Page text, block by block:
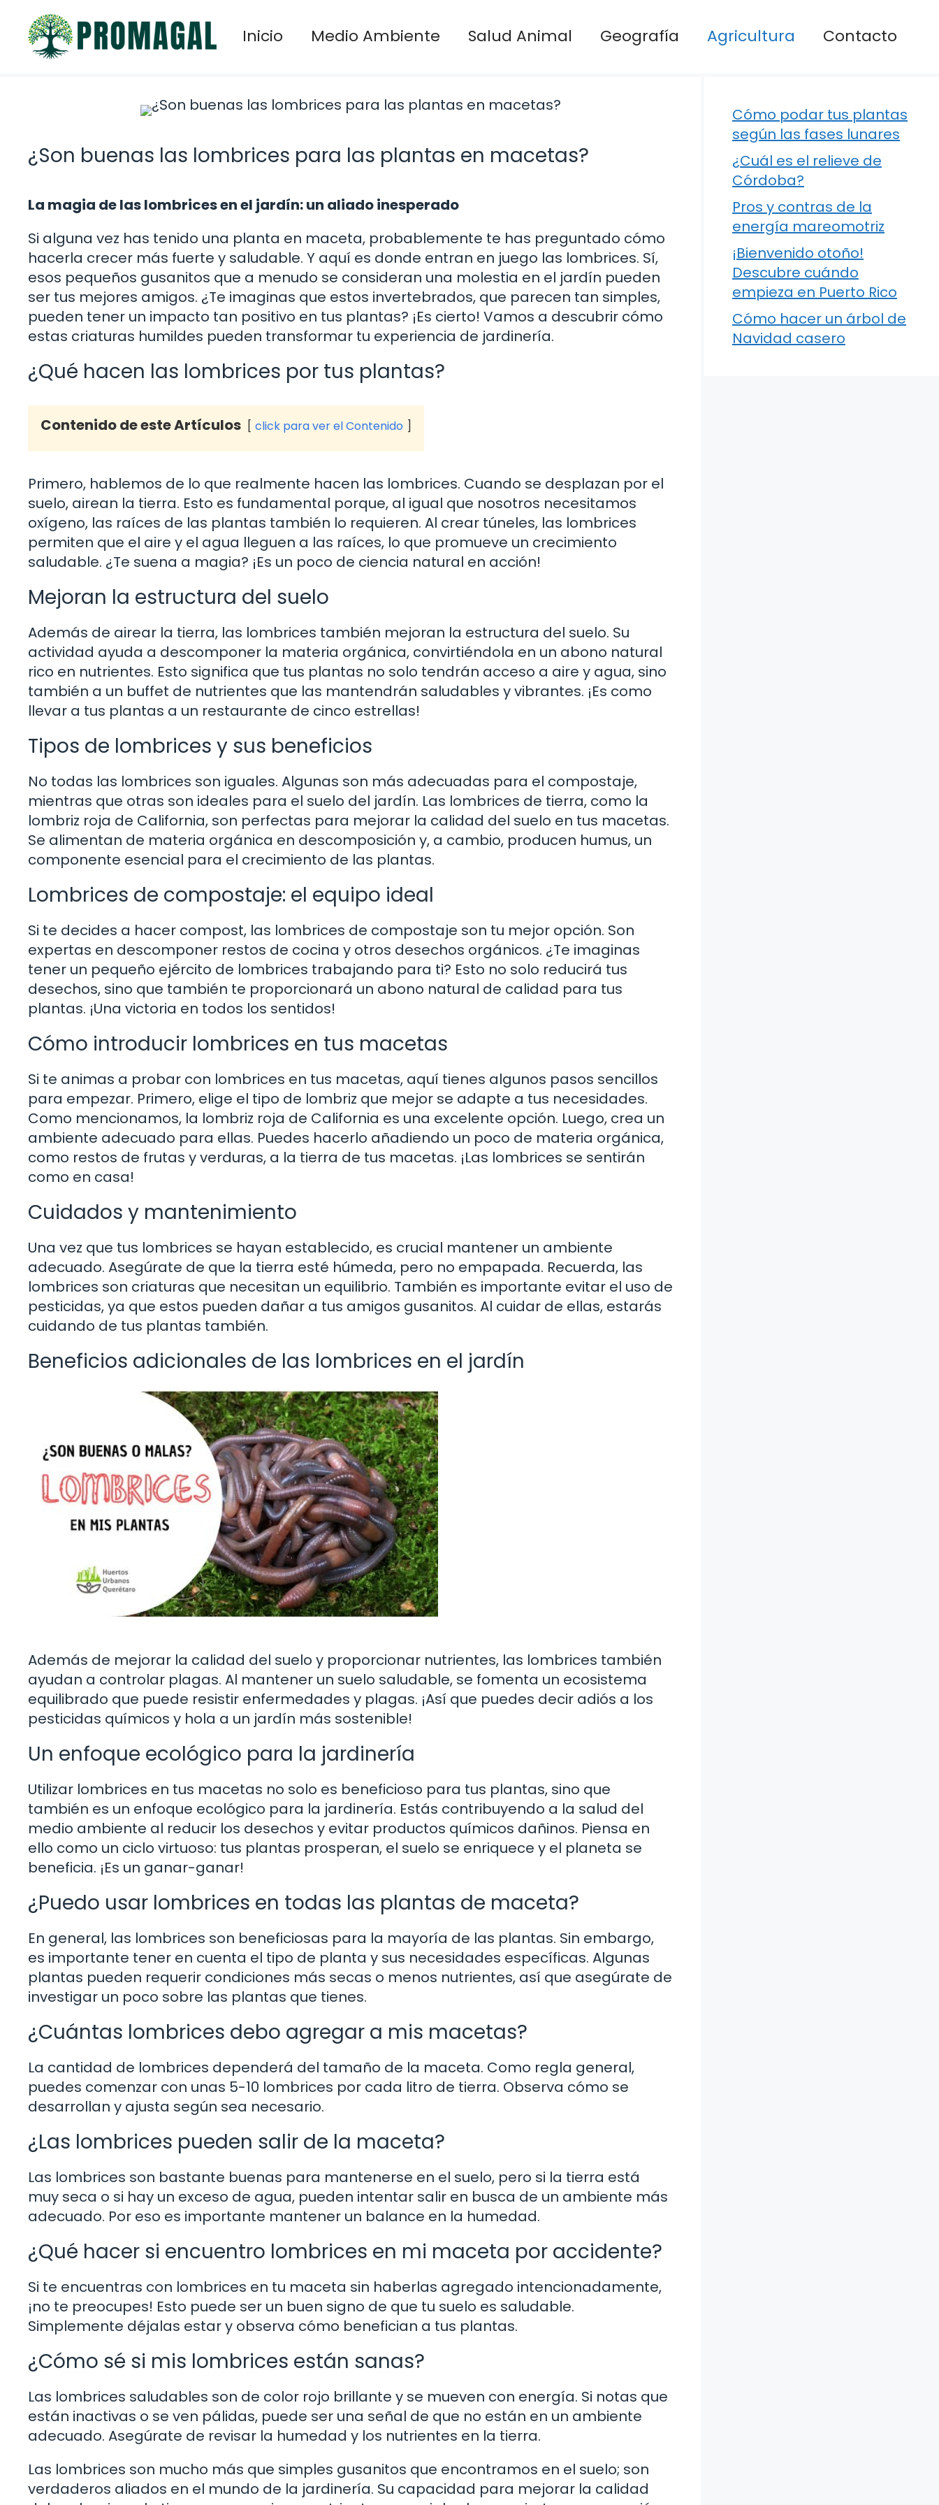
contenido
Inicio Medio Ambiente Salud Animal Geografía Agricultura Contacto
¿Son buenas las lombrices para las plantas en macetas?
La magia de las lombrices en el jardín: un aliado inesperado
Si alguna vez has tenido una planta en maceta, probablemente te has preguntado cómo
hacerla crecer más fuerte y saludable. Y aquí es donde entran en juego las lombrices. Sí,
esos pequeños gusanitos que a menudo se consideran una molestia en el jardín pueden
ser tus mejores amigos. ¿Te imaginas que estos invertebrados, que parecen tan simples,
pueden tener un impacto tan positivo en tus plantas? ¡Es cierto! Vamos a descubrir cómo
estas criaturas humildes pueden transformar tu experiencia de jardinería.
¿Qué hacen las lombrices por tus plantas?
Contenido de este Artículos click para ver el Contenido
Primero, hablemos de lo que realmente hacen las lombrices. Cuando se desplazan por el
suelo, airean la tierra. Esto es fundamental porque, al igual que nosotros necesitamos
oxígeno, las raíces de las plantas también lo requieren. Al crear túneles, las lombrices
permiten que el aire y el agua lleguen a las raíces, lo que promueve un crecimiento
saludable. ¿Te suena a magia? ¡Es un poco de ciencia natural en acción!
Mejoran la estructura del suelo
Además de airear la tierra, las lombrices también mejoran la estructura del suelo. Su
actividad ayuda a descomponer la materia orgánica, convirtiéndola en un abono natural
rico en nutrientes. Esto significa que tus plantas no solo tendrán acceso a aire y agua, sino
también a un buffet de nutrientes que las mantendrán saludables y vibrantes. ¡Es como
llevar a tus plantas a un restaurante de cinco estrellas!
Tipos de lombrices y sus beneficios
No todas las lombrices son iguales. Algunas son más adecuadas para el compostaje,
mientras que otras son ideales para el suelo del jardín. Las lombrices de tierra, como la
lombriz roja de California, son perfectas para mejorar la calidad del suelo en tus macetas.
Se alimentan de materia orgánica en descomposición y, a cambio, producen humus, un
componente esencial para el crecimiento de las plantas.
Lombrices de compostaje: el equipo ideal
Si te decides a hacer compost, las lombrices de compostaje son tu mejor opción. Son
expertas en descomponer restos de cocina y otros desechos orgánicos. ¿Te imaginas
tener un pequeño ejército de lombrices trabajando para ti? Esto no solo reducirá tus
desechos, sino que también te proporcionará un abono natural de calidad para tus
plantas. ¡Una victoria en todos los sentidos!
Cómo introducir lombrices en tus macetas
Si te animas a probar con lombrices en tus macetas, aquí tienes algunos pasos sencillos
para empezar. Primero, elige el tipo de lombriz que mejor se adapte a tus necesidades.
Como mencionamos, la lombriz roja de California es una excelente opción. Luego, crea un
ambiente adecuado para ellas. Puedes hacerlo añadiendo un poco de materia orgánica,
como restos de frutas y verduras, a la tierra de tus macetas. ¡Las lombrices se sentirán
como en casa!
Cuidados y mantenimiento
Una vez que tus lombrices se hayan establecido, es crucial mantener un ambiente
adecuado. Asegúrate de que la tierra esté húmeda, pero no empapada. Recuerda, las
lombrices son criaturas que necesitan un equilibrio. También es importante evitar el uso de
pesticidas, ya que estos pueden dañar a tus amigos gusanitos. Al cuidar de ellas, estarás
cuidando de tus plantas también.
Beneficios adicionales de las lombrices en el jardín
Además de mejorar la calidad del suelo y proporcionar nutrientes, las lombrices también
ayudan a controlar plagas. Al mantener un suelo saludable, se fomenta un ecosistema
equilibrado que puede resistir enfermedades y plagas. ¡Así que puedes decir adiós a los
pesticidas químicos y hola a un jardín más sostenible!
Un enfoque ecológico para la jardinería
Utilizar lombrices en tus macetas no solo es beneficioso para tus plantas, sino que
también es un enfoque ecológico para la jardinería. Estás contribuyendo a la salud del
medio ambiente al reducir los desechos y evitar productos químicos dañinos. Piensa en
ello como un ciclo virtuoso: tus plantas prosperan, el suelo se enriquece y el planeta se
beneficia. ¡Es un ganar-ganar!
¿Puedo usar lombrices en todas las plantas de maceta?
En general, las lombrices son beneficiosas para la mayoría de las plantas. Sin embargo,
es importante tener en cuenta el tipo de planta y sus necesidades específicas. Algunas
plantas pueden requerir condiciones más secas o menos nutrientes, así que asegúrate de
investigar un poco sobre las plantas que tienes.
¿Cuántas lombrices debo agregar a mis macetas?
La cantidad de lombrices dependerá del tamaño de la maceta. Como regla general,
puedes comenzar con unas 5-10 lombrices por cada litro de tierra. Observa cómo se
desarrollan y ajusta según sea necesario.
¿Las lombrices pueden salir de la maceta?
Las lombrices son bastante buenas para mantenerse en el suelo, pero si la tierra está
muy seca o si hay un exceso de agua, pueden intentar salir en busca de un ambiente más
adecuado. Por eso es importante mantener un balance en la humedad.
¿Qué hacer si encuentro lombrices en mi maceta por accidente?
Si te encuentras con lombrices en tu maceta sin haberlas agregado intencionadamente,
¡no te preocupes! Esto puede ser un buen signo de que tu suelo es saludable.
Simplemente déjalas estar y observa cómo benefician a tus plantas.
¿Cómo sé si mis lombrices están sanas?
Las lombrices saludables son de color rojo brillante y se mueven con energía. Si notas que
están inactivas o se ven pálidas, puede ser una señal de que no están en un ambiente
adecuado. Asegúrate de revisar la humedad y los nutrientes en la tierra.
Las lombrices son mucho más que simples gusanitos que encontramos en el suelo; son
verdaderos aliados en el mundo de la jardinería. Su capacidad para mejorar la calidad
Cómo podar tus plantas
según las fases lunares
¿Cuál es el relieve de
Córdoba?
Pros y contras de la
energía mareomotriz
¡Bienvenido otoño!
Descubre cuándo
empieza en Puerto Rico
Cómo hacer un árbol de
Navidad casero